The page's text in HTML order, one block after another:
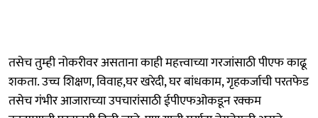
तसेच तुम्ही नोकरीवर असताना काही महत्त्वाच्या गरजांसाठी पीएफ काढू
शकता. उच्च शिक्षण, विवाह,घर खरेदी, घर बांधकाम, गृहकर्जाची परतफेड
तसेच गंभीर आजाराच्या उपचारांसाठी ईपीएफओकडून रक्कम